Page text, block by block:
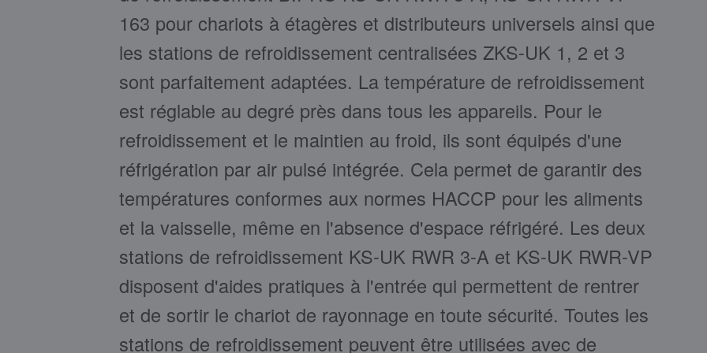
163 pour chariots à étagères et distributeurs universels ainsi que
les stations de refroidissement centralisées ZKS-UK 1, 2 et 3
sont parfaitement adaptées. La température de refroidissement
est réglable au degré près dans tous les appareils. Pour le
refroidissement et le maintien au froid, ils sont équipés d'une
réfrigération par air pulsé intégrée. Cela permet de garantir des
températures conformes aux normes HACCP pour les aliments
et la vaisselle, même en l'absence d'espace réfrigéré. Les deux
stations de refroidissement KS-UK RWR 3-A et KS-UK RWR-VP
disposent d'aides pratiques à l'entrée qui permettent de rentrer
et de sortir le chariot de rayonnage en toute sécurité. Toutes les
stations de refroidissement peuvent être utilisées avec de